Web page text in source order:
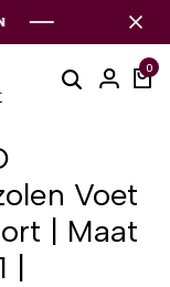
0
Voet
| Maat
|